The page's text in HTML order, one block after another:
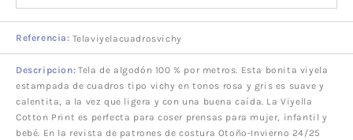
Referencia: Telaviyelacuadrosvichy
Descripcion: Tela de algodón 100 % por metros. Esta bonita viyela
estampada de cuadros tipo vichy en tonos rosa y gris es suave y
calentita, a la vez que ligera y con una buena caída. La Viyella
Cotton Print es perfecta para coser prensas para mujer, infantil y
bebé. En la revista de patrones de costura Otoño-Invierno 24/25